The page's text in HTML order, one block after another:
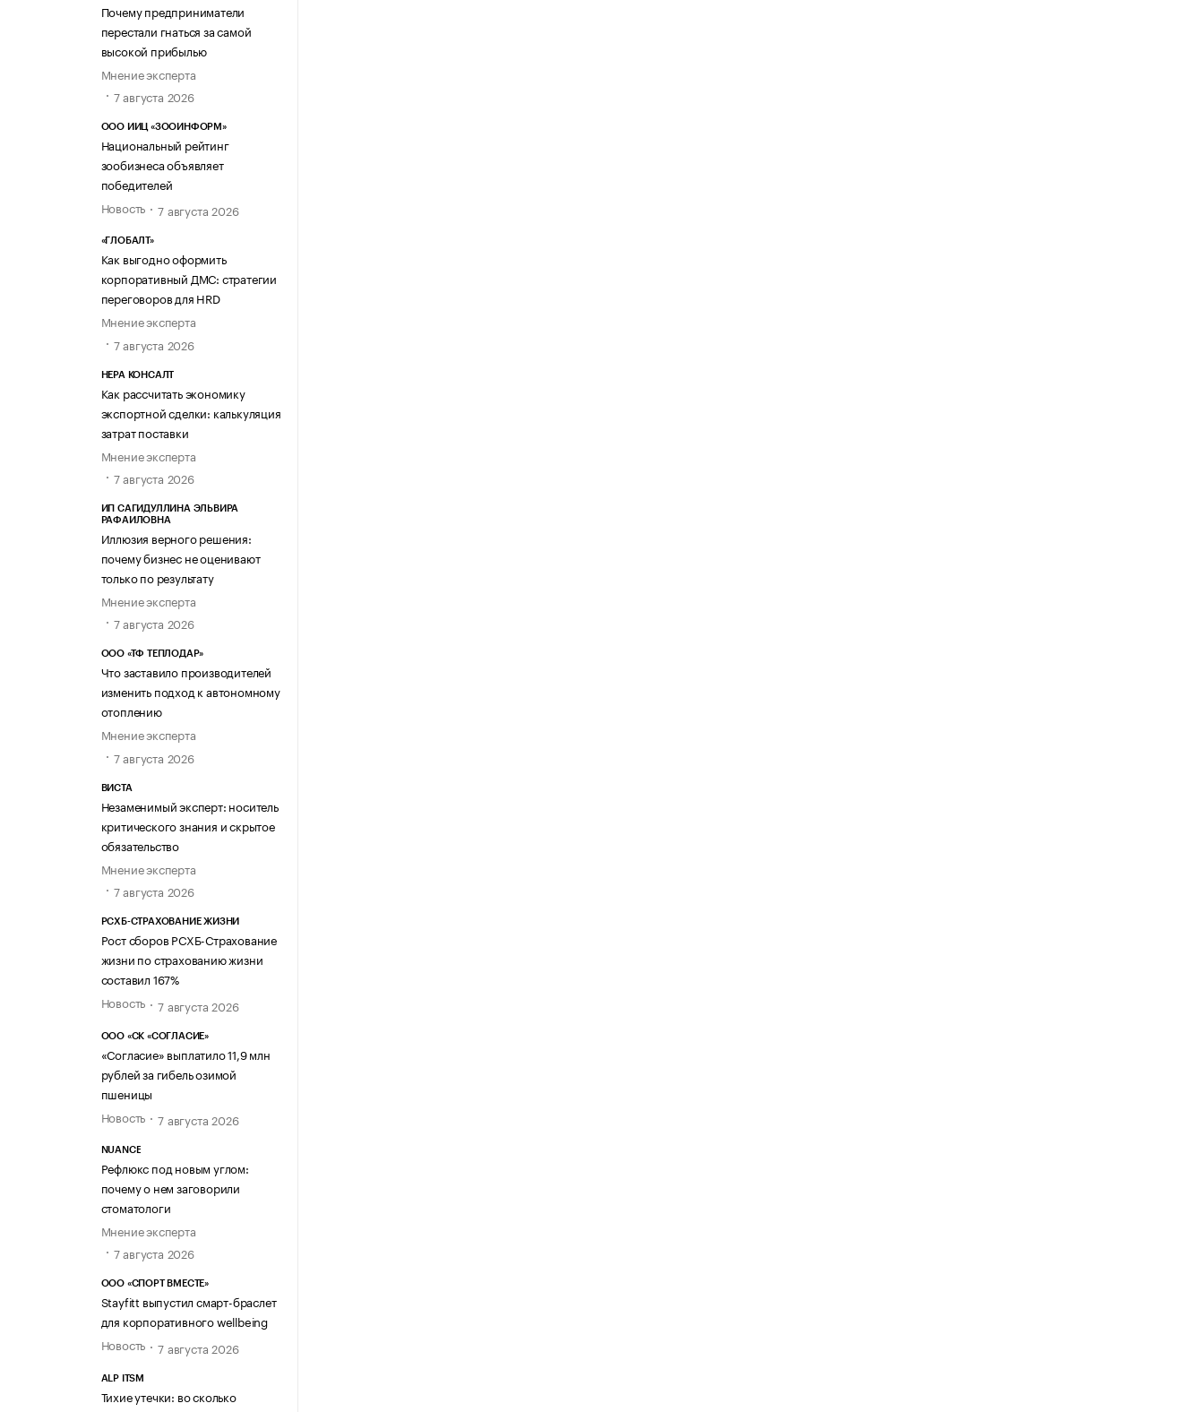
Почему предприниматели
перестали гнаться за самой
высокой прибылью
Мнение эксперта
7 августа 2026
ООО ИИЦ «ЗООИНФОРМ»
Национальный рейтинг
зообизнеса объявляет
победителей
Новость
7 августа 2026
«ГЛОБАЛТ»
Как выгодно оформить
корпоративный ДМС: стратегии
переговоров для HRD
Мнение эксперта
7 августа 2026
НЕРА КОНСАЛТ
Как рассчитать экономику
экспортной сделки: калькуляция
затрат поставки
Мнение эксперта
7 августа 2026
ИП САГИДУЛЛИНА ЭЛЬВИРА
РАФАИЛОВНА
Иллюзия верного решения:
почему бизнес не оценивают
только по результату
Мнение эксперта
7 августа 2026
ООО «ТФ ТЕПЛОДАР»
Что заставило производителей
изменить подход к автономному
отоплению
Мнение эксперта
7 августа 2026
ВИСТА
Незаменимый эксперт: носитель
критического знания и скрытое
обязательство
Мнение эксперта
7 августа 2026
РСХБ-СТРАХОВАНИЕ ЖИЗНИ
Рост сборов РСХБ-Страхование
жизни по страхованию жизни
составил 167%
Новость
7 августа 2026
ООО «СК «СОГЛАСИЕ»
«Согласие» выплатило 11,9 млн
рублей за гибель озимой
пшеницы
Новость
7 августа 2026
NUANCE
Рефлюкс под новым углом:
почему о нем заговорили
стоматологи
Мнение эксперта
7 августа 2026
ООО «СПОРТ ВМЕСТЕ»
Stayfitt выпустил смарт-браслет
для корпоративного wellbeing
Новость
7 августа 2026
ALP ITSM
Тихие утечки: во сколько